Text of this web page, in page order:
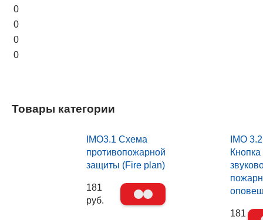
0
0
0
0
Товары категории
IMO3.1 Схема
противопожарной
защиты (Fire plan)
181
руб.
IMO 3.2
Кнопка
181